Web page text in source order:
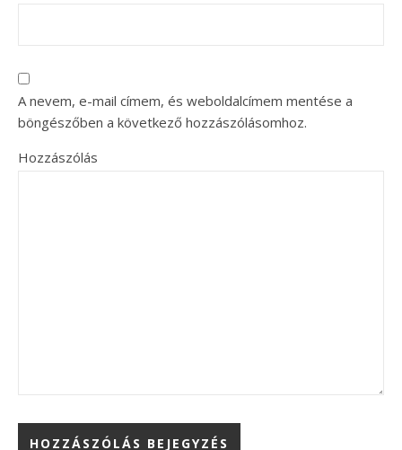
A nevem, e-mail címem, és weboldalcímem mentése a
böngészőben a következő hozzászólásomhoz.
Hozzászólás